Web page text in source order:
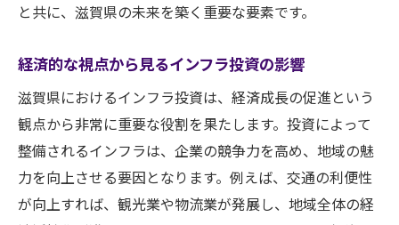
と共に、滋賀県の未来を築く重要な要素です。
経済的な視点から見るインフラ投資の影響
滋賀県におけるインフラ投資は、経済成長の促進という
観点から非常に重要な役割を果たします。投資によって
整備されるインフラは、企業の競争力を高め、地域の魅
力を向上させる要因となります。例えば、交通の利便性
が向上すれば、観光業や物流業が発展し、地域全体の経